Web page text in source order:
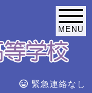
MENU
緊急連絡なし